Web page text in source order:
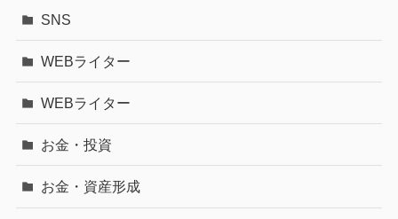
SNS
WEBライター
WEBライター
お金・投資
お金・資産形成